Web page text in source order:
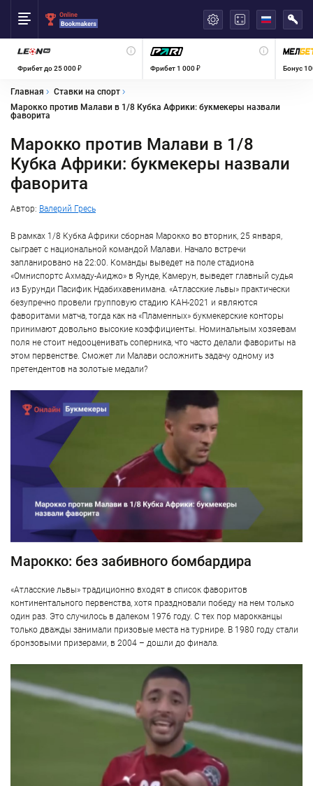
Фрибет до 25 000 ₽ Фрибет 1 000 ₽ Бонус
Главная
Ставки на спорт
Марокко против Малави в 1/8 Кубка Африки: букмекеры назвали
фаворита
Марокко против Малави в 1/8
Кубка Африки: букмекеры назвали
фаворита
Автор: Валерий Гресь
В рамках 1/8 Кубка Африки сборная Марокко во вторник, 25 января,
сыграет с национальной командой Малави. Начало встречи
запланировано на 22:00. Команды выведет на поле стадиона
«Омниспортс Ахмаду-Аиджо» в Яунде, Камерун, выведет главный судья
из Бурунди Пасифик Ндабихавенимана. «Атласские львы» практически
безупречно провели групповую стадию КАН-2021 и являются
фаворитами матча, тогда как на «Пламенных» букмекерские конторы
принимают довольно высокие коэффициенты. Номинальным хозяевам
поля не стоит недооценивать соперника, что часто делали фавориты на
этом первенстве. Сможет ли Малави осложнить задачу одному из
претендентов на золотые медали?
Марокко: без забивного бомбардира
«Атласские львы» традиционно входят в список фаворитов
континентального первенства, хотя праздновали победу на нем только
один раз. Это случилось в далеком 1976 году. С тех пор марокканцы
только дважды занимали призовые места на турнире. В 1980 году стали
бронзовыми призерами, в 2004 – дошли до финала.